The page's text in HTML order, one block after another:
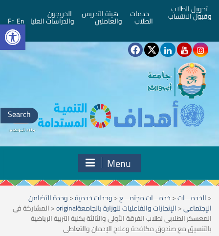
تحويل الطلاب
وقبول الانتساب خدمات
الطلاب
هيئة التدريس
والعاملين
الخريجون
والدراسات العليا En
Fr
Search
for:
Menu
<الخدمـــات<خدمـــات مجتمـــع<وحدات خدمية<وحدة التضامن
الإجتماعى<الإنجازات والفاعليات للوزارة بالجامعةoriginal <المشاركة فى
المعسكر الطلابى لطلاب الفرقة الأولى والثالثة بكلية التربية الرياضية
بالتنسيق مع صندوق مكافحة وعلاج الإدمان والتعاطى